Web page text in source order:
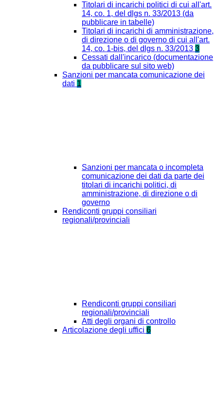
Titolari di incarichi politici di cui all'art.
14, co. 1, del dlgs n. 33/2013 (da
pubblicare in tabelle)
Titolari di incarichi di amministrazione,
di direzione o di governo di cui all'art.
14, co. 1-bis, del dlgs n. 33/2013 3
Cessati dall'incarico (documentazione
da pubblicare sul sito web)
Sanzioni per mancata comunicazione dei
dati 1
Sanzioni per mancata o incompleta
comunicazione dei dati da parte dei
titolari di incarichi politici, di
amministrazione, di direzione o di
governo
Rendiconti gruppi consiliari
regionali/provinciali
Rendiconti gruppi consiliari
regionali/provinciali
Atti degli organi di controllo
Articolazione degli uffici 6